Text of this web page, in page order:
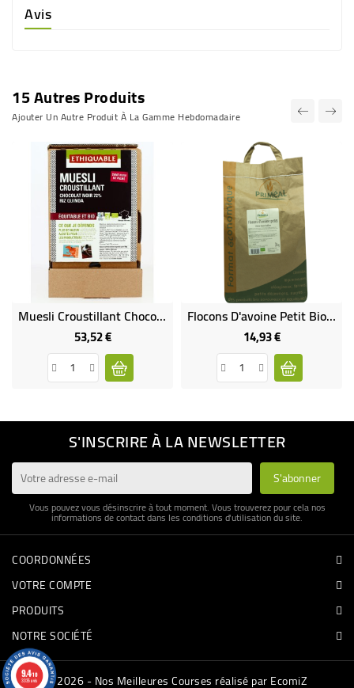
Avis
15 Autres Produits
Ajouter Un Autre Produit À La Gamme Hebdomadaire
Muesli Croustillant Chocolat -Riz-Quinoa Bio Vrac - 2.5 Kg
53,52 €Prix
Flocons D'avoine Petit Bio VRAC RHD 3 Kg
14,93 €Prix
S'INSCRIRE À LA NEWSLETTER
Vous pouvez vous désinscrire à tout moment. Vous trouverez pour cela nos
informations de contact dans les conditions d'utilisation du site.
COORDONNÉES
VOTRE COMPTE
PRODUITS
NOTRE SOCIÉTÉ
© 2026 - Nos Meilleures Courses réalisé par EcomiZ
9.4/10
3335 avis